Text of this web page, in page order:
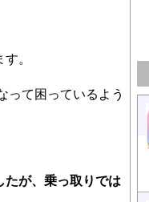
。
って困っているよう
たが、乗っ取りでは